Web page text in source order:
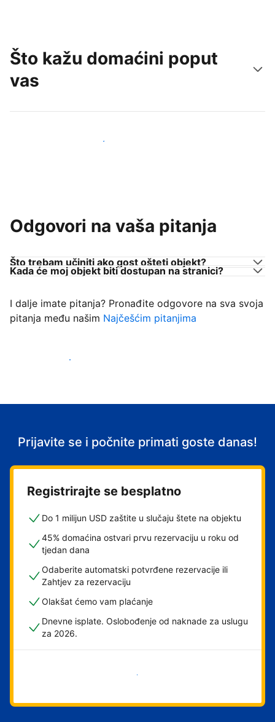
Što kažu domaćini poput
vas
Pridružite se domaćinima poput vas
Odgovori na vaša pitanja
Što trebam učiniti ako gost ošteti objekt?
Kada će moj objekt biti dostupan na stranici?
I dalje imate pitanja? Pronađite odgovore na sva svoja
pitanja među našim Najčešćim pitanjima
Počnite primati goste
Prijavite se i počnite primati goste danas!
Registrirajte se besplatno
Do 1 milijun USD zaštite u slučaju štete na objektu
45% domaćina ostvari prvu rezervaciju u roku od
tjedan dana
Odaberite automatski potvrđene rezervacije ili
Zahtjev za rezervaciju
Olakšat ćemo vam plaćanje
Dnevne isplate. Oslobođenje od naknade za uslugu
za 2026.
Započni odmah